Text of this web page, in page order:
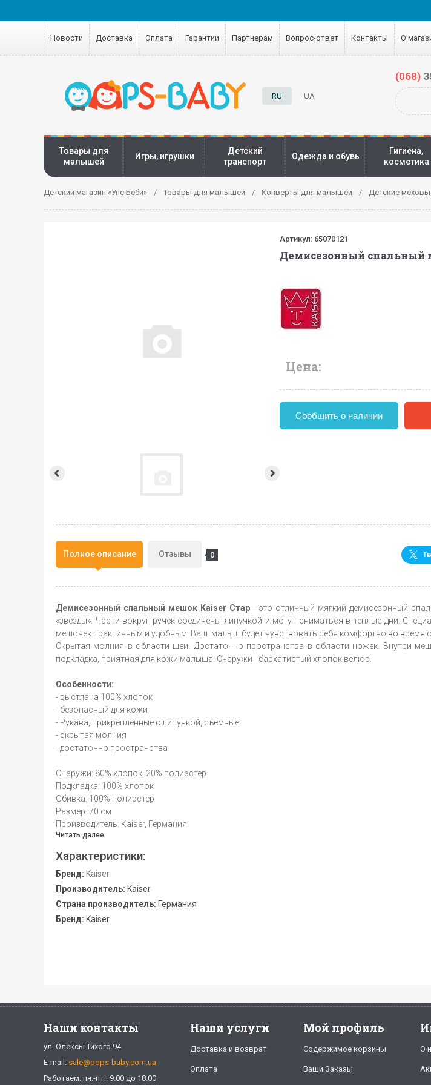
Новости Доставка Оплата Гарантии Партнерам Вопрос-ответ Контакты О
RU UA
(068)
Товары для
малышей
Игры, игрушки
Детский
транспорт
Одежда и обувь
Гигиена,
косметика
Детский магазин «Упс Беби» Товары для малышей Конверты для малышей Детские
Артикул: 65070121
Демисезонный спальный
Цена:
Сообщить о наличии
Полное описание Отзывы 0
Демисезонный спальный мешок Kaiser Стар - это отличный мягкий демисезонный
«звeзды». Части вокруг ручек соединены липучкой и могут сниматься в теплые дни.
мешочек практичным и удобным. Ваш малыш будет чувствовать себя комфортно во время
Скрытая молния в области шеи. Достаточно пространства в области ножек. Внутри
подкладка, приятная для кожи малыша. Снаружи - бархатистый хлопок велюр.
Особенности:
- выстлана 100% хлопок
- безопасный для кожи
- Рукава, прикрепленные с липучкой, съемные
- скрытая молния
- достаточно пространства
Снаружи: 80% хлопок, 20% полиэстер
Подкладка: 100% хлопок
Обивка: 100% полиэстер
Размер: 70 см
Производитель: Kaiser, Германия
Читать далее
Характеристики:
Бренд: Kaiser
Производитель: Kaiser
Страна производитель: Германия
Бренд: Kaiser
Наши контакты
ул. Олексы Тихого 94
E-mail: sale@oops-baby.com.ua
Работаем: пн.-пт.: 9:00 до 18:00
Наши услуги
Доставка и возврат
Оплата
Мой профиль
Содержимое корзины
Ваши Заказы
О